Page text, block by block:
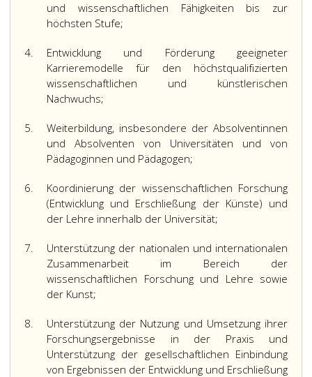
und wissenschaftlichen Fähigkeiten bis zur
höchsten Stufe;
4.
Entwicklung und Förderung geeigneter
Karrieremodelle für den höchstqualifizierten
wissenschaftlichen und künstlerischen
Nachwuchs;
5.
Weiterbildung, insbesondere der Absolventinnen
und Absolventen von Universitäten und von
Pädagoginnen und Pädagogen;
6.
Koordinierung der wissenschaftlichen Forschung
(Entwicklung und Erschließung der Künste) und
der Lehre innerhalb der Universität;
7.
Unterstützung der nationalen und internationalen
Zusammenarbeit im Bereich der
wissenschaftlichen Forschung und Lehre sowie
der Kunst;
8.
Unterstützung der Nutzung und Umsetzung ihrer
Forschungsergebnisse in der Praxis und
Unterstützung der gesellschaftlichen Einbindung
von Ergebnissen der Entwicklung und Erschließung